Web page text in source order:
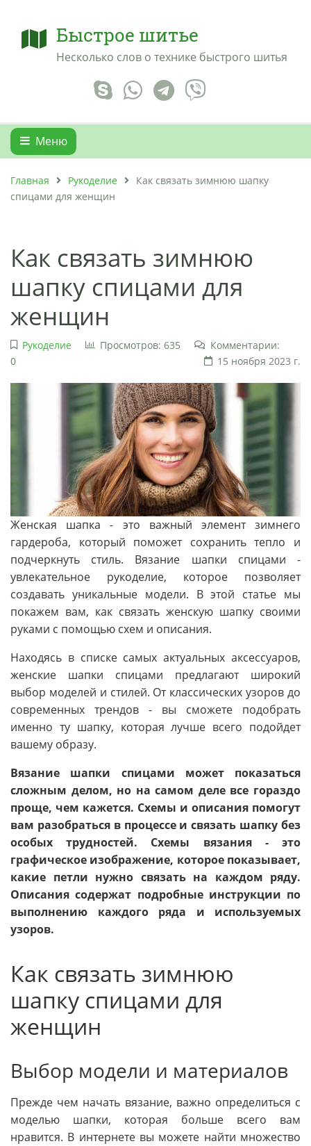
Быстрое шитье
Несколько слов о технике быстрого шитья
Меню
Главная Рукоделие
Как связать зимнюю шапку
спицами для женщин
Как связать зимнюю
шапку спицами для
женщин
Рукоделие Просмотров: 635
Комментарии:
0
15 ноября 2023 г.
Женская шапка - это важный элемент зимнего
гардероба, который поможет сохранить тепло и
подчеркнуть стиль. Вязание шапки спицами -
увлекательное рукоделие, которое позволяет
создавать уникальные модели. В этой статье мы
покажем вам, как связать женскую шапку своими
руками с помощью схем и описания.
Находясь в списке самых актуальных аксессуаров,
женские шапки спицами предлагают широкий
выбор моделей и стилей. От классических узоров до
современных трендов - вы сможете подобрать
именно ту шапку, которая лучше всего подойдет
вашему образу.
Вязание шапки спицами может показаться
сложным делом, но на самом деле все гораздо
проще, чем кажется. Схемы и описания помогут
вам разобраться в процессе и связать шапку без
особых трудностей. Схемы вязания - это
графическое изображение, которое показывает,
какие петли нужно связать на каждом ряду.
Описания содержат подробные инструкции по
выполнению каждого ряда и используемых
узоров.
Как связать зимнюю
шапку спицами для
женщин
Выбор модели и материалов
Прежде чем начать вязание, важно определиться с
моделью шапки, которая больше всего вам
нравится. В интернете вы можете найти множество